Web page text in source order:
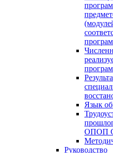
Язык
ОПОП
Руководство